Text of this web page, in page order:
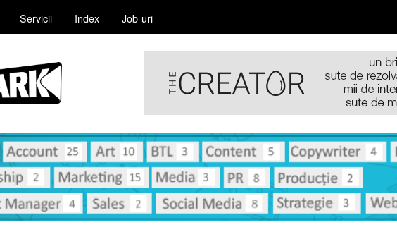
Servicii Index Job-uri